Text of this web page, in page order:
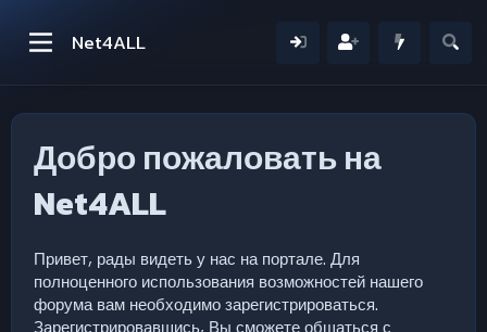
Net4ALL
Добро пожаловать на
Net4ALL
Привет, рады видеть у нас на портале. Для
полноценного использования возможностей нашего
форума вам необходимо зарегистрироваться.